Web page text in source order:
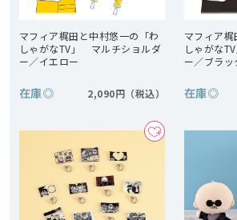
マフィア梶田と中村悠一の「わ
しゃがなTV」 マルチショルダ
ー／イエロー
在庫◎ 2,090円
マフィア
しゃがな
ー／ブラッ
在庫◎